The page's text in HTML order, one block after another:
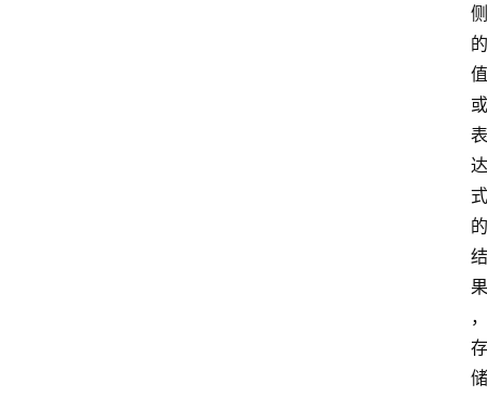
侧
的
值
或
表
达
式
的
结
果
，
存
储